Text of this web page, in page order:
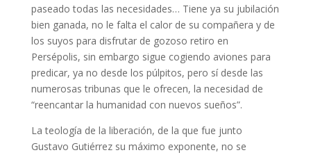
paseado todas las necesidades… Tiene ya su jubilación
bien ganada, no le falta el calor de su compañera y de
los suyos para disfrutar de gozoso retiro en
Persépolis, sin embargo sigue cogiendo aviones para
predicar, ya no desde los púlpitos, pero sí desde las
numerosas tribunas que le ofrecen, la necesidad de
“reencantar la humanidad con nuevos sueños”.
La teología de la liberación, de la que fue junto
Gustavo Gutiérrez su máximo exponente, no se